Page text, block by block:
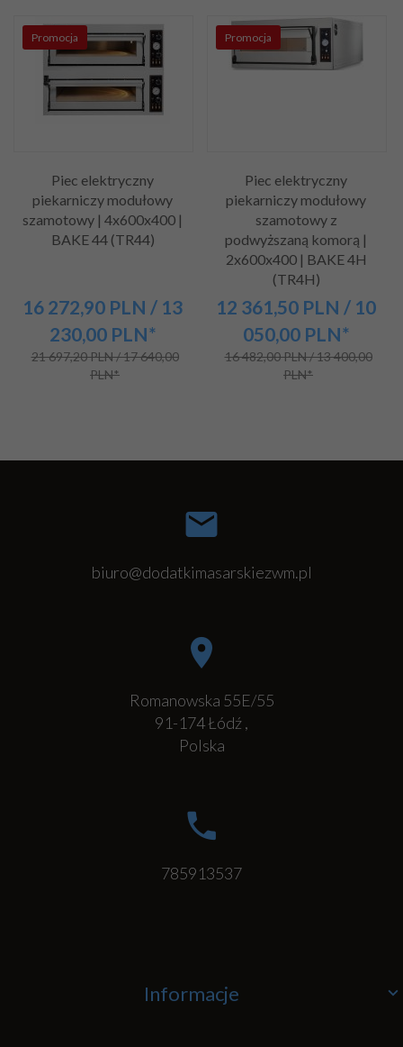
Promocja
Piec elektryczny
piekarniczy modułowy
szamotowy | 4x600x400 |
BAKE 44 (TR44)
16 272,90 PLN / 13
230,00 PLN*
21 697,20 PLN / 17 640,00
PLN*
Promocja
Piec elektryczny
piekarniczy modułowy
szamotowy z
podwyższaną komorą |
2x600x400 | BAKE 4H
(TR4H)
12 361,50 PLN / 10
050,00 PLN*
16 482,00 PLN / 13 400,00
PLN*
biuro@dodatkimasarskiezwm.pl
Romanowska 55E/55
91-174Łódź,
Polska
785913537
Informacje